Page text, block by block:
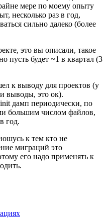
мере по моему опыту
несколько раз в год,
сильно далеко (более
это вы описали, такое
пусть будет ~1 в квартал (3
к выводу для проектов (у
выводы, это ок).
дамп периодически, по
большим числом файлов,
год.
к тем кто не
миграций это
его надо применять к